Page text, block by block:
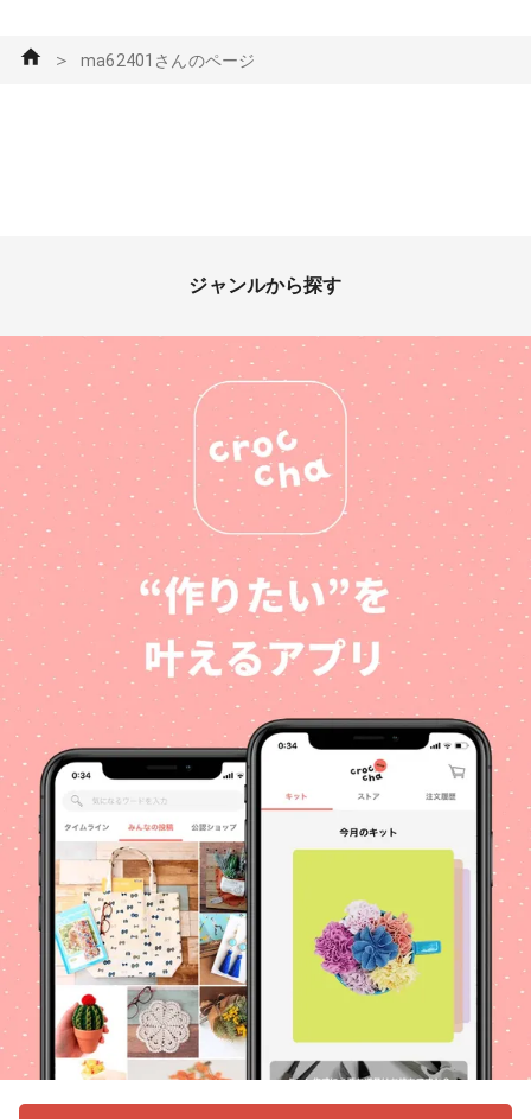
＞ ma62401さんのページ
ジャンルから探す